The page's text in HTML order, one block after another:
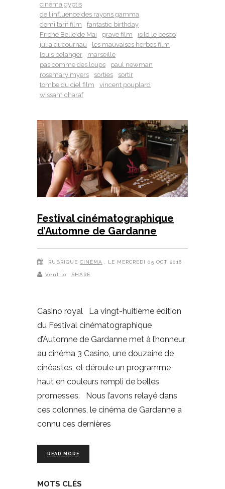
cinéma gyptis
de l’influence des rayons gamma
demi tarif film
fantastic birthday
Friche Belle de Mai
grave film
isild le besco
julia ducournau
les mauvaises herbes film
louis belanger
marseille
pas comme des loups
paul newman
rosemary myers
sorties
sortir
tombe du ciel film
vincent pouplard
wissam charaf
Festival cinématographique
d’Automne de Gardanne
RUBRIQUE CINÉMA , LE MERCREDI 05 OCT 2016
Ventilo SHARE
Casino royal La vingt-huitième édition
du Festival cinématographique
d’Automne de Gardanne met à l’honneur,
au cinéma 3 Casino, une douzaine de
cinéastes, et déroule un programme
haut en couleurs rempli de belles
promesses. Nous l’avons relayé dans
ces colonnes, le cinéma de Gardanne a
connu ces dernières
READ MORE
MOTS CLÉS